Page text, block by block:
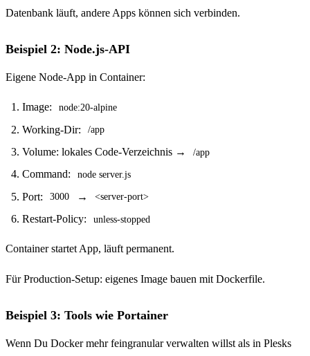
Datenbank läuft, andere Apps können sich verbinden.
Beispiel 2: Node.js-API
Eigene Node-App in Container:
Image: node:20-alpine
Working-Dir: /app
Volume: lokales Code-Verzeichnis → /app
Command: node server.js
Port: 3000 → <server-port>
Restart-Policy: unless-stopped
Container startet App, läuft permanent.
Für Production-Setup: eigenes Image bauen mit Dockerfile.
Beispiel 3: Tools wie Portainer
Wenn Du Docker mehr feingranular verwalten willst als in Plesks